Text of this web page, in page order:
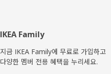
푸
터
IKEA Family
지금 IKEA Family에 무료로 가입하고
다양한 멤버 전용 혜택을 누리세요.